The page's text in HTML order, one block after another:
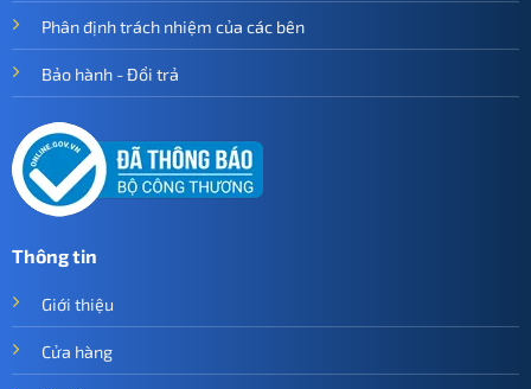
Phân định trách nhiệm của các bên
Bảo hành - Đổi trả
Thông tin
Giới thiệu
Cửa hàng